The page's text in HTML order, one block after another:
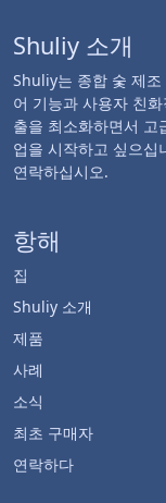
Shuliy 소개
Shuliy는 종합 숯 제조
어 기능과 사용자 친
출을 최소화하면서 고
업을 시작하고 싶으십
연락하십시오.
항해
집
Shuliy 소개
제품
사례
소식
최초 구매자
연락하다